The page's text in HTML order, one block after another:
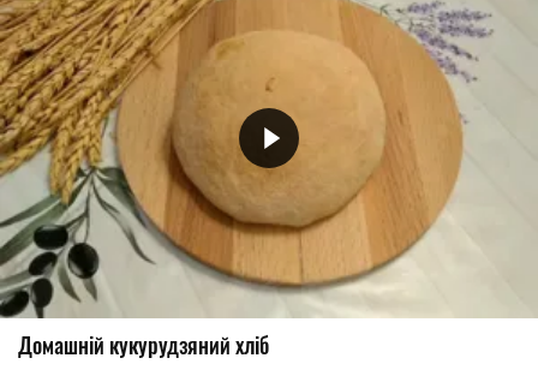
Домашній кукурудзяний хліб